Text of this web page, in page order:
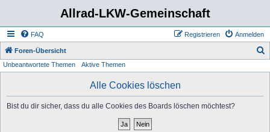
Allrad-LKW-Gemeinschaft
FAQ Anmelden
Registrieren
Foren-Übersicht
Unbeantwortete Themen Aktive Themen
Alle Cookies löschen
Bist du dir sicher, dass du alle Cookies des Boards löschen möchtest?